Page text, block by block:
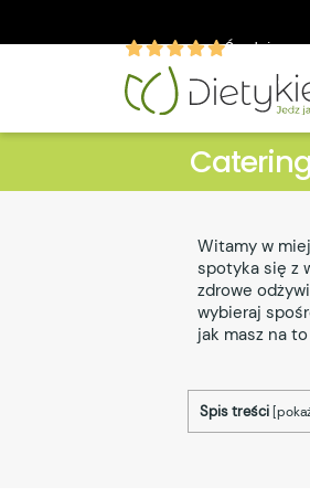
Średnia
Witamy w
spotyka się z
zdrowe
wybieraj
jak masz na
Spis treści [